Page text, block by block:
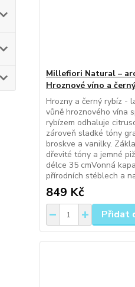
Millefiori Natural –
Hroznové víno a
Hrozny a černý rybíz -
vůně hroznového vína
rybízem odhaluje
zároveň sladké tóny
broskve a vanilky.
dřevité tóny a jemné
délce 35 cmVonná
přírodních stéblech a
849 Kč
Přidat